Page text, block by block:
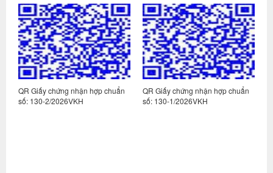
QR Giấy chứng nhận hợp chuẩn
số: 130-2/2026VKH
QR Giấy chứng nhận hợp chuẩn
số: 130-1/2026VKH